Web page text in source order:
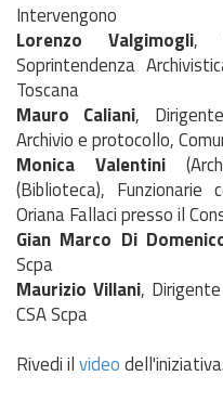
Intervengono
Lorenzo Valgimogli,
Soprintendenza
Toscana
Mauro Caliani,
Archivio e protocollo,
Monica Valentini
(Biblioteca), Funzionarie
Oriana Fallaci presso il
Gian Marco Di
Scpa
Maurizio Villani,
CSA Scpa
Rivedi ilvideodell'iniziativa.